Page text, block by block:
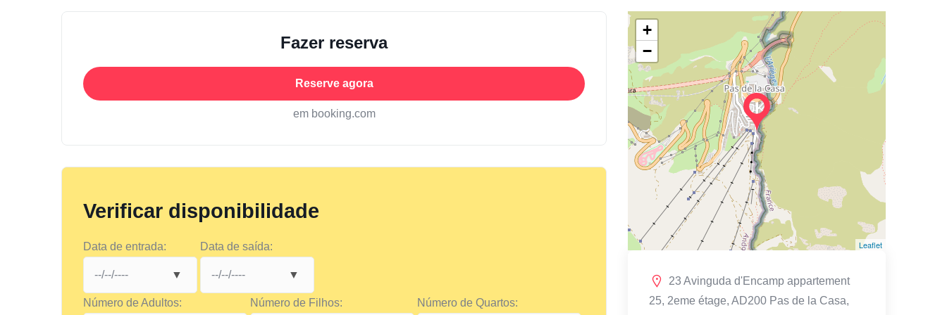
Fazer reserva
Reserve agora
em booking.com
Verificar disponibilidade
Data de entrada: Data de saída:
Número de Adultos: Número de Filhos: Número de Quartos:
+
−
Leaflet
23 Avinguda d'Encamp appartement
25, 2eme étage, AD200 Pas de la Casa,